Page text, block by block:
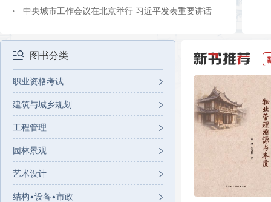
贯彻中央城市工作会议精神
· 中央城市工作会议在北京举行 习近平发表重要讲话
图书分类
职业资格考试
建筑与城乡规划
工程管理
园林景观
艺术设计
结构•设备•市政